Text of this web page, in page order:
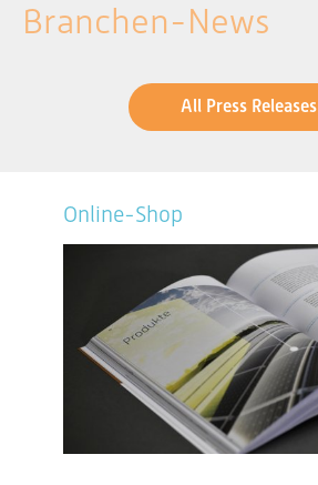
Branchen-News
All Press Releases
Online-Shop